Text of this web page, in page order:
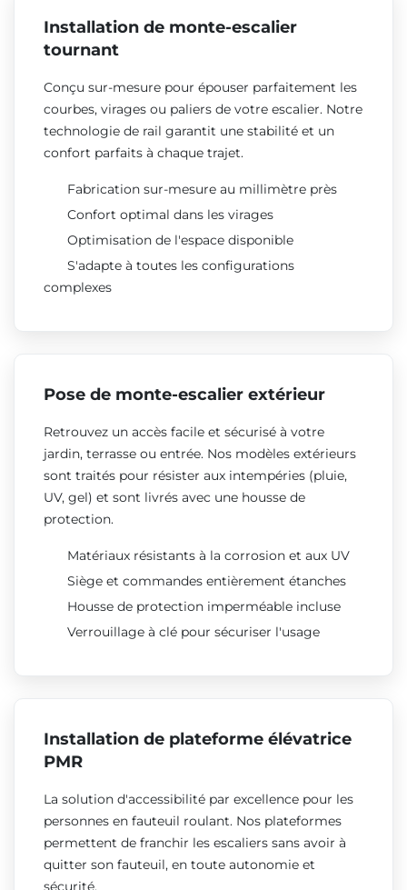
Installation de monte-escalier
tournant
Conçu sur-mesure pour épouser parfaitement les
courbes, virages ou paliers de votre escalier. Notre
technologie de rail garantit une stabilité et un
confort parfaits à chaque trajet.
Fabrication sur-mesure au millimètre près
Confort optimal dans les virages
Optimisation de l'espace disponible
S'adapte à toutes les configurations
complexes
Pose de monte-escalier extérieur
Retrouvez un accès facile et sécurisé à votre
jardin, terrasse ou entrée. Nos modèles extérieurs
sont traités pour résister aux intempéries (pluie,
UV, gel) et sont livrés avec une housse de
protection.
Matériaux résistants à la corrosion et aux UV
Siège et commandes entièrement étanches
Housse de protection imperméable incluse
Verrouillage à clé pour sécuriser l'usage
Installation de plateforme élévatrice
PMR
La solution d'accessibilité par excellence pour les
personnes en fauteuil roulant. Nos plateformes
permettent de franchir les escaliers sans avoir à
quitter son fauteuil, en toute autonomie et
sécurité.